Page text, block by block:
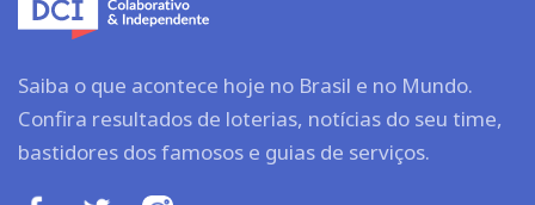
Saiba o que acontece hoje no Brasil e no Mundo.
Confira resultados de loterias, notícias do seu time,
bastidores dos famosos e guias de serviços.